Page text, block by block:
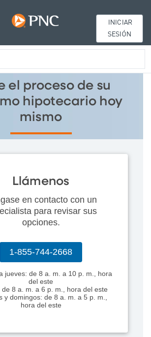
SESIÓN
el proceso de su
hipotecario hoy
mismo
Llámenos
en contacto con un
para revisar sus
opciones.
1-855-744-2668
jueves: de 8 a. m. a 10 p. m., hora
del este
de 8 a. m. a 6 p. m., hora del este
y domingos: de 8 a. m. a 5 p. m.,
hora del este